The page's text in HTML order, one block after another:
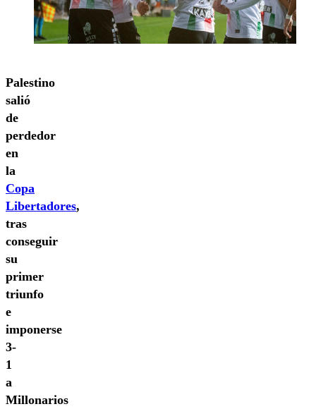
Palestino
salió
de
perdedor
en
la
Copa
Libertadores,
tras
conseguir
su
primer
triunfo
e
imponerse
3-
1
a
Millonarios